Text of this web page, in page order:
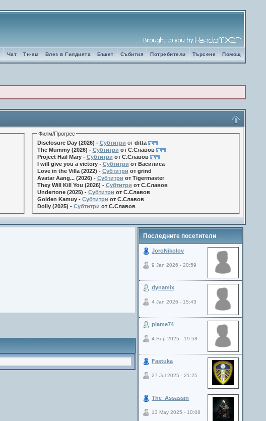
Помощ
Търсене
Потребители
Събития
Бъкет
Влез в Гилдията
Tн-sм
Чат
Филм/Прогрес
Disclosure Day (2026) - Субтитри от ditta
The Mummy (2026) - Субтитри от С.Славов
Project Hail Mary - Субтитри от С.Славов
I will give you a victory - Субтитри от Василиса
Love in the Villa (2022) - Субтитри от grind
Avatar Aang... (2026) - Субтитри от Tigermaster
They Will Kill You (2026) - Субтитри от С.Славов
Undertone (2025) - Субтитри от С.Славов
Golden Kamuy - Субтитри от С.Славов
Dolly (2025) - Субтитри от С.Славов
Последните посетители
JoroNikolov
9 Jan 2026 - 20:59
dynamix
4 Jan 2026 - 15:43
plame74
4 Sep 2025 - 19:58
Fastuka
27 Jul 2025 - 21:25
The_Assassin
13 May 2025 - 10:08